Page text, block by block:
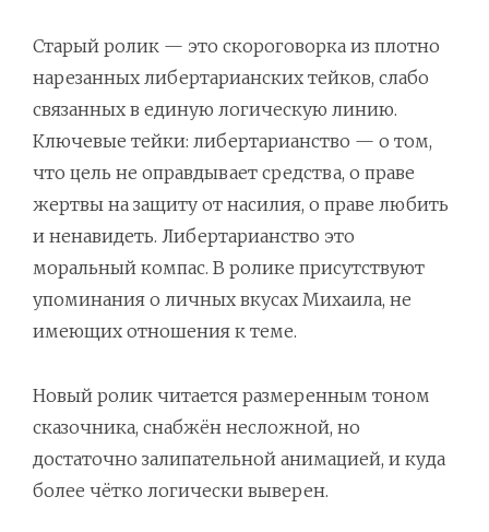
Старый ролик — это скороговорка из плотно
нарезанных либертарианских тейков, слабо
связанных в единую логическую линию.
Ключевые тейки: либертарианство — о том,
что цель не оправдывает средства, о праве
жертвы на защиту от насилия, о праве любить
и ненавидеть. Либертарианство это
моральный компас. В ролике присутствуют
упоминания о личных вкусах Михаила, не
имеющих отношения к теме.
Новый ролик читается размеренным тоном
сказочника, снабжён несложной, но
достаточно залипательной анимацией, и куда
более чётко логически выверен.